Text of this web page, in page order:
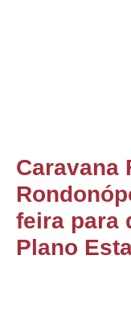
Caravana
feira para
Plano